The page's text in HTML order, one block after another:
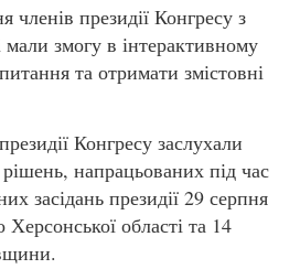
членів президії Конгресу з
змогу в інтерактивному
та отримати змістовні
Конгресу заслухали
напрацьованих під час
засідань президії 29 серпня
області та 14